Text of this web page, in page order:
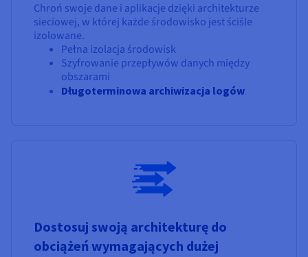
Chroń swoje dane i aplikacje dzięki architekturze
sieciowej, w której każde środowisko jest ściśle
izolowane.
Pełna izolacja środowisk
Szyfrowanie przepływów danych między
obszarami
Długoterminowa archiwizacja logów
Dostosuj swoją architekturę do
obciążeń wymagających dużej